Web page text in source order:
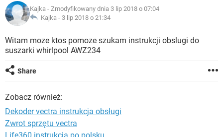
WINDOWS 10
IOS NETFLIX
INSTAGRAM
WINDOWS 10
GRY
INSTAGRAM
WINDOWS 10
ARTYKUŁY
COVID-19
GRY WHATSAPP
INSTAGRAM
Kajka - Zmodyfikowany dnia 3 lip 2018 o 07:04
Kajka - 3 lip 2018 o 21:34
Witam moze ktos pomoze szukam instrukcji obslugi do
suszarki whirlpool AWZ234
Share
Zobacz również:
Dekoder vectra instrukcja obsługi
Zwrot sprzętu vectra